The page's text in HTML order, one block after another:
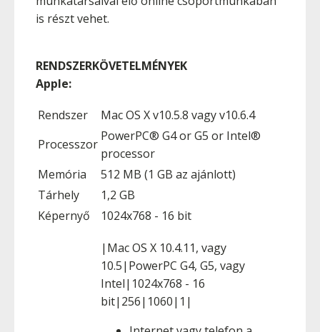
is részt vehet.
RENDSZERKÖVETELMÉNYEK
Apple:
Rendszer
Mac OS X v10.5.8 vagy v10.6.4
Processzor
PowerPC® G4 or G5 or Intel®
processor
Memória
512 MB (1 GB az ajánlott)
Tárhely
1,2 GB
Képernyő
1024x768 - 16 bit
|Mac OS X 10.4.11, vagy
10.5|PowerPC G4, G5, vagy
Intel|1024x768 - 16
bit|256|1060|1|